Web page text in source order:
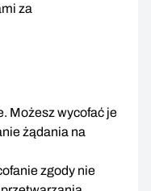
za
Możesz wycofać je
żądania na
zgody nie